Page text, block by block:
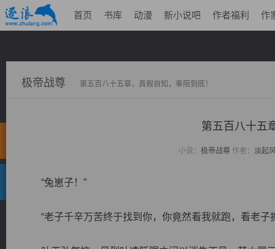
首页 书库 动漫 新小说吧 作者福利 作
极帝战尊 第五百八十五章、真假自知，奉陪到底！
第五百八十五
小说： 极帝战尊作者： 淡起
“兔崽子！”
“老子千辛万苦终于找到你，你竟然看我就跑，看老子